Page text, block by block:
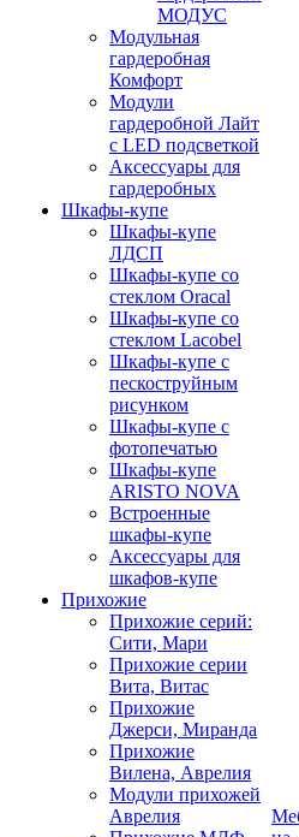
МОДУС
Модульная
гардеробная
Комфорт
Модули
гардеробной Лайт
с LED подсветкой
Аксессуары для
гардеробных
Шкафы-купе
Шкафы-купе
ЛДСП
Шкафы-купе со
стеклом Oracal
Шкафы-купе со
стеклом Lacobel
Шкафы-купе с
пескоструйным
рисунком
Шкафы-купе с
фотопечатью
Шкафы-купе
ARISTO NOVA
Встроенные
шкафы-купе
Аксессуары для
шкафов-купе
Прихожие
Прихожие серий:
Сити, Мари
Прихожие серии
Вита, Витас
Прихожие
Джерси, Миранда
Прихожие
Вилена, Аврелия
Модули прихожей
Аврелия